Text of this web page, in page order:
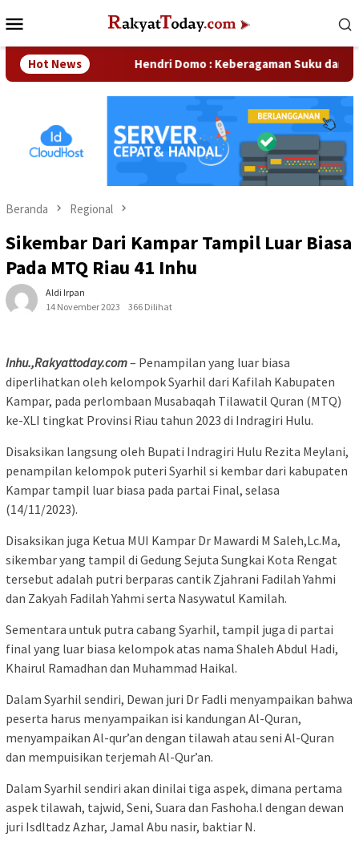
ke
Mobile
Hot News Hendri Domo : Keberagaman Suku dan Budaya di
Beranda Regional
Sikembar Dari Kampar Tampil Luar Biasa
Pada MTQ Riau 41 Inhu
Aldi Irpan
14 November 2023
366 Dilihat
Inhu.,Rakyattoday.com– Penampilan yang luar biasa
diperlihatkan oleh kelompok Syarhil dari Kafilah Kabupaten
Kampar, pada perlombaan Musabaqah Tilawatil Quran (MTQ)
ke-XLI tingkat Provinsi Riau tahun 2023 di Indragiri Hulu.
Disaksikan langsung oleh Bupati Indragiri Hulu Rezita Meylani,
penampilan kelompok puteri Syarhil si kembar dari kabupaten
Kampar tampil luar biasa pada partai Final, selasa
(14/11/2023).
Disaksikan juga Ketua MUI Kampar Dr Mawardi M Saleh,Lc.Ma,
sikembar yang tampil di Gedung Sejuta Sungkai Kota Rengat
tersebut adalah putri berparas cantik Zjahrani Fadilah Yahmi
dan Zakyah Fadilah Yahmi serta Nasywatul Kamilah.
Sementara untuk putra cabang Syarhil, tampil juga di partai
final yang luar biasa kelompok atas nama Shaleh Abdul Hadi,
Khairul Ramadhan dan Muhammad Haikal.
Dalam Syarhil sendiri, Dewan juri Dr Fadli menyampaikan bahwa
peserta harus menyampaikan isi kandungan Al-Quran,
menyampaikan Al-qur’an dengan tilawah atau seni Al-Quran
dan mempuisikan terjemah Al-Qur’an.
Dalam Syarhil sendiri akan dinilai tiga aspek, dimana pertama
aspek tilawah, tajwid, Seni, Suara dan Fashoha.l dengan dewan
juri Isdltadz Azhar, Jamal Abu nasir, baktiar N.